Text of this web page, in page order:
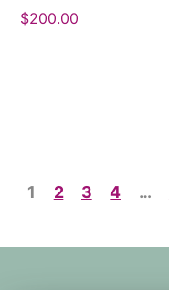
$200.00
1 2 3 4 …